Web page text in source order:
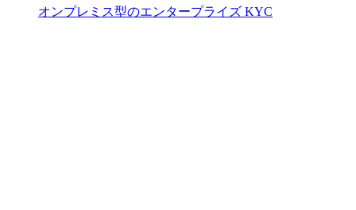
オンプレミス型のエンタープライズ KYC